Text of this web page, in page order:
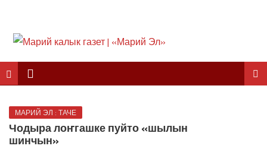
МАРИЙ ЭЛ : ТАЧЕ
Чодыра лоҥгашке пуйто «шылын
шинчын»